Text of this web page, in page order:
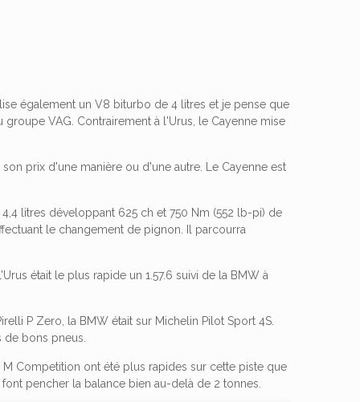
également un V8 biturbo de 4 litres et je pense que
VAG. Contrairement à l'Urus, le Cayenne mise
prix d'une manière ou d'une autre. Le Cayenne est
litres développant 625 ch et 750 Nm (552 lb-pi) de
le changement de pignon. Il parcourra
était le plus rapide un 1.57.6 suivi de la BMW à
P Zero, la BMW était sur Michelin Pilot Sport 4S.
bons pneus.
Competition ont été plus rapides sur cette piste que
pencher la balance bien au-delà de 2 tonnes.